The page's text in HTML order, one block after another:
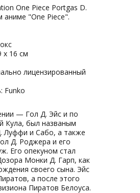
One Piece Portgas D.
аниме "One Piece".
х 16 см
лицензированный
Funko
— Гол Д. Эйс и по
Кула, был названым
Луффи и Сабо, а также
Д. Роджера и его
Его опекуном стал
Монки Д. Гарп, как
своего сына. Эйс
а после этого
Пиратов Белоуса.